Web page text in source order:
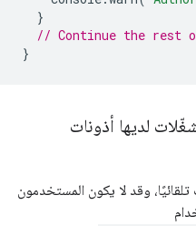
}
// Continue the rest
}
لديها أذونات
وقد لا يكون المستخدمون